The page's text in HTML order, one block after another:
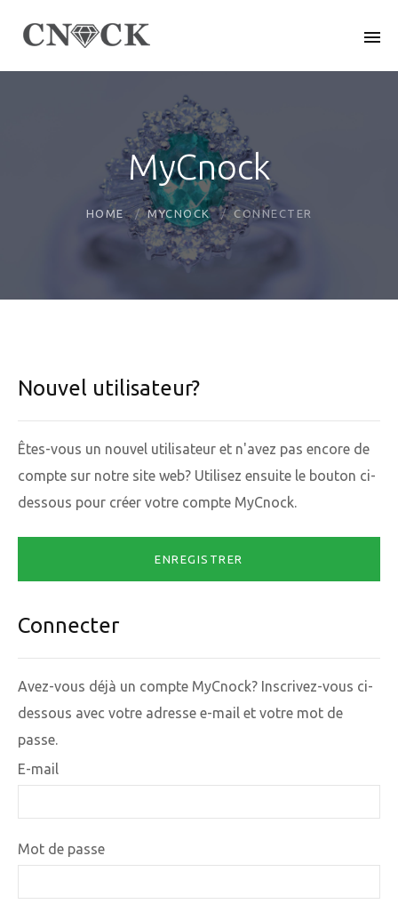
MyCnock
HOME MYCNOCK CONNECTER
Nouvel utilisateur?
Êtes-vous un nouvel utilisateur et n'avez pas encore de
compte sur notre site web? Utilisez ensuite le bouton ci-
dessous pour créer votre compte MyCnock.
ENREGISTRER
Connecter
Avez-vous déjà un compte MyCnock? Inscrivez-vous ci-
dessous avec votre adresse e-mail et votre mot de
passe.
E-mail
Mot de passe